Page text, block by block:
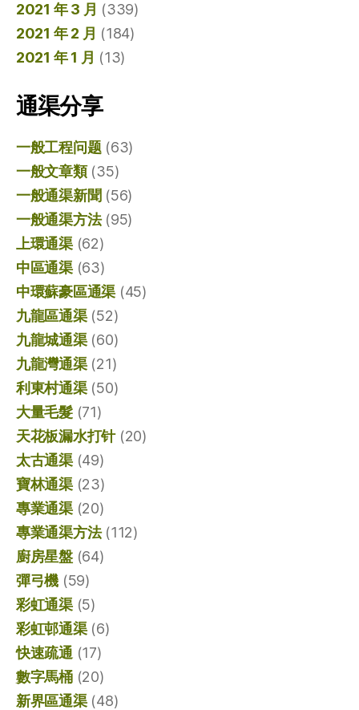
2021 年 3 月 (339)
2021 年 2 月 (184)
2021 年 1 月 (13)
通渠分享
一般工程问题(63)
一般文章類(35)
一般通渠新聞 (56)
一般通渠方法(95)
上環通渠(62)
中區通渠(63)
中環蘇豪區通渠 (45)
九龍區通渠(52)
九龍城通渠(60)
九龍灣通渠(21)
利東村通渠(50)
大量毛髮(71)
天花板漏水打针(20)
太古通渠(49)
寶林通渠(23)
專業通渠(20)
專業通渠方法(112)
廚房星盤(64)
彈弓機 (59)
彩虹通渠(5)
彩虹邨通渠(6)
快速疏通 (17)
數字馬桶(20)
新界區通渠(48)